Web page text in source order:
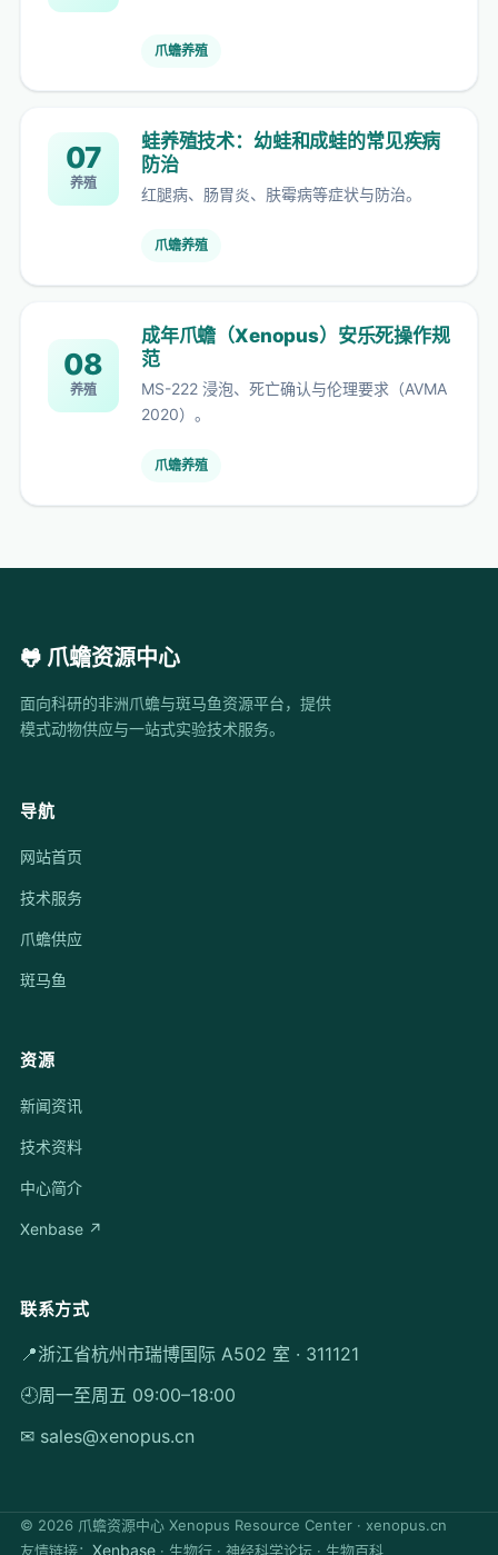
爪蟾养殖
07
养殖
蛙养殖技术：幼蛙和成蛙的常见疾病
防治
红腿病、肠胃炎、肤霉病等症状与防治。
爪蟾养殖
08
养殖
成年爪蟾（Xenopus）安乐死操作规
范
MS-222 浸泡、死亡确认与伦理要求（AVMA
2020）。
爪蟾养殖
🐸 爪蟾资源中心
面向科研的非洲爪蟾与斑马鱼资源平台，提供
模式动物供应与一站式实验技术服务。
导航
网站首页
技术服务
爪蟾供应
斑马鱼
资源
新闻资讯
技术资料
中心简介
Xenbase ↗
联系方式
📍浙江省杭州市瑞博国际 A502 室 · 311121
🕘周一至周五 09:00–18:00
✉ sales@xenopus.cn
© 2026 爪蟾资源中心 Xenopus Resource Center · xenopus.cn
友情链接： Xenbase · 生物行 · 神经科学论坛 · 生物百科